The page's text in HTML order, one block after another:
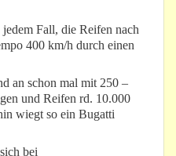
Fall, die Reifen nach
400 km/h durch einen
an schon mal mit 250 –
und Reifen rd. 10.000
wiegt so ein Bugatti
bei